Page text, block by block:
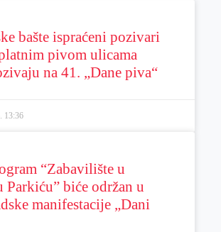
bašte ispraćeni pozivari
pivom ulicama
na 41. „Dane piva“
13:36
“Zabavilište u
Parkiću” biće održan u
manifestacije „Dani